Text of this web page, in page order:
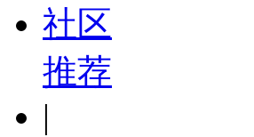
社区
推荐
|